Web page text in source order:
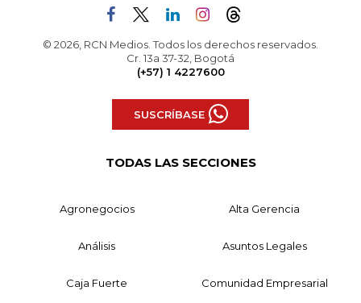
© 2026, RCN Medios. Todos los derechos reservados.
Cr. 13a 37-32, Bogotá
(+57) 1 4227600
SUSCRÍBASE
TODAS LAS SECCIONES
Agronegocios Alta Gerencia
Análisis Asuntos Legales
Caja Fuerte Comunidad Empresarial